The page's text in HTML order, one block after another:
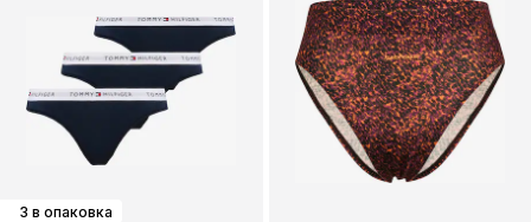
3 в опаковка